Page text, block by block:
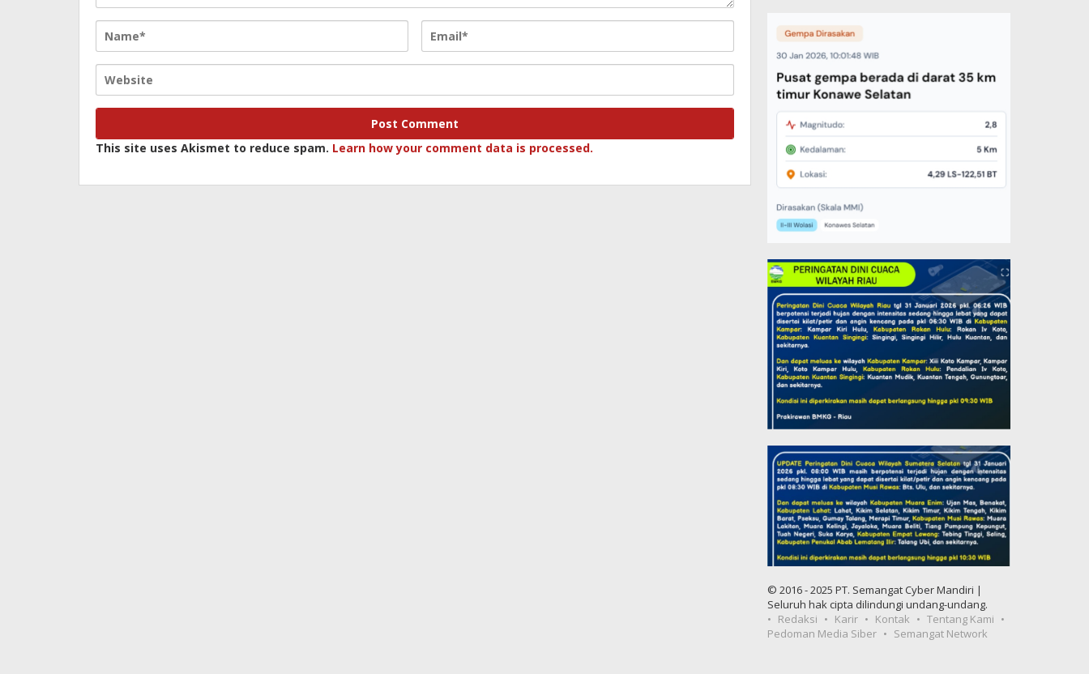
This site uses Akismet to reduce spam. Learn how your comment data is processed.
© 2016 - 2025 PT. Semangat Cyber Mandiri |
Seluruh hak cipta dilindungi undang-undang.
Redaksi
Karir Kontak
Tentang Kami
Pedoman Media Siber
Semangat Network